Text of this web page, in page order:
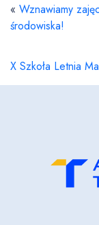
« Wznawiamy
środowiska!
X Szkoła Letnia